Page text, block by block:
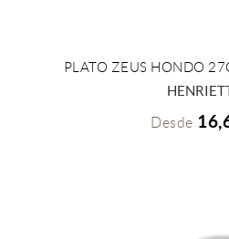
+ INFO
PLATO ZEUS HONDO
Desde